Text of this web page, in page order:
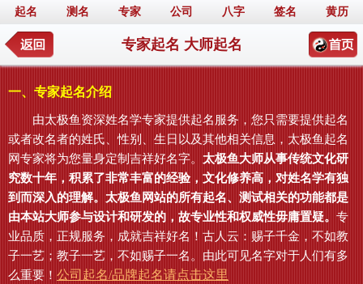
起名 测名 专家 公司 八字 签名 黄历
专家起名 大师起名
一、专家起名介绍
由太极鱼资深姓名学专家提供起名服务，您只需要提供起名
或者改名者的姓氏、性别、生日以及其他相关信息，太极鱼起名
网专家将为您量身定制吉祥好名字。 太极鱼大师从事传统文化研
究数十年，积累了非常丰富的经验，文化修养高，对姓名学有独
到而深入的理解。太极鱼网站的所有起名、测试相关的功能都是
由本站大师参与设计和研发的，故专业性和权威性毋庸置疑。 专
业品质，正规服务，成就吉祥好名！古人云：赐子千金，不如教
子一艺；教子一艺，不如赐子一名。由此可见名字对于人们有多
么重要！ 公司起名/品牌起名请点击这里